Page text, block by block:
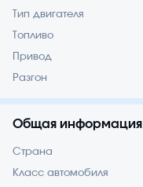
Тип двигателя
Топливо
Привод
Разгон
Общая информация
Страна
Класс автомобиля